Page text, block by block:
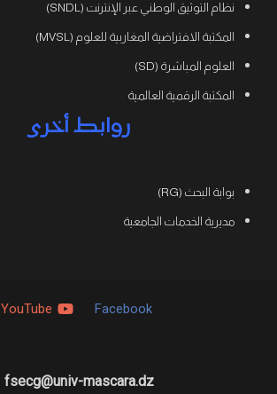
نظام التوثيق الوطني عبر الإنترنت (SNDL)
المكتبة الافتراضية المغاربية للعلوم (MVSL)
العلوم المباشرة (SD)
المكتبة الرقمية العالمية
روابط أخرى
بوابة البحث (RG)
مديرية الخدمات الجامعية
Facebook
YouTube
fsecg@univ-mascara.dz